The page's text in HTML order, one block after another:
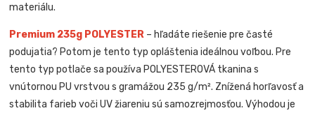
materiálu.
Premium 235g POLYESTER – hľadáte riešenie pre časté
podujatia? Potom je tento typ opláštenia ideálnou voľbou. Pre
tento typ potlače sa používa POLYESTEROVÁ tkanina s
vnútornou PU vrstvou s gramážou 235 g/m². Znížená horľavosť a
stabilita farieb voči UV žiareniu sú samozrejmosťou. Výhodou je